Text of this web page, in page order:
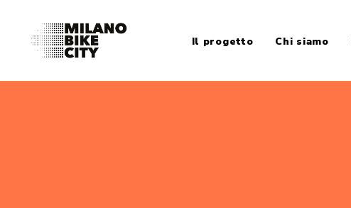
Il progetto Chi siamo